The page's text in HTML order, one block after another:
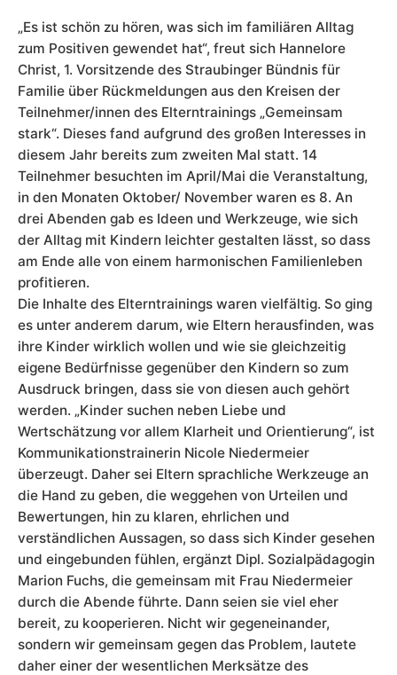
„Es ist schön zu hören, was sich im familiären Alltag
zum Positiven gewendet hat“, freut sich Hannelore
Christ, 1. Vorsitzende des Straubinger Bündnis für
Familie über Rückmeldungen aus den Kreisen der
Teilnehmer/innen des Elterntrainings „Gemeinsam
stark“. Dieses fand aufgrund des großen Interesses in
diesem Jahr bereits zum zweiten Mal statt. 14
Teilnehmer besuchten im April/Mai die Veranstaltung,
in den Monaten Oktober/ November waren es 8. An
drei Abenden gab es Ideen und Werkzeuge, wie sich
der Alltag mit Kindern leichter gestalten lässt, so dass
am Ende alle von einem harmonischen Familienleben
profitieren.
Die Inhalte des Elterntrainings waren vielfältig. So ging
es unter anderem darum, wie Eltern herausfinden, was
ihre Kinder wirklich wollen und wie sie gleichzeitig
eigene Bedürfnisse gegenüber den Kindern so zum
Ausdruck bringen, dass sie von diesen auch gehört
werden. „Kinder suchen neben Liebe und
Wertschätzung vor allem Klarheit und Orientierung“, ist
Kommunikationstrainerin Nicole Niedermeier
überzeugt. Daher sei Eltern sprachliche Werkzeuge an
die Hand zu geben, die weggehen von Urteilen und
Bewertungen, hin zu klaren, ehrlichen und
verständlichen Aussagen, so dass sich Kinder gesehen
und eingebunden fühlen, ergänzt Dipl. Sozialpädagogin
Marion Fuchs, die gemeinsam mit Frau Niedermeier
durch die Abende führte. Dann seien sie viel eher
bereit, zu kooperieren. Nicht wir gegeneinander,
sondern wir gemeinsam gegen das Problem, lautete
daher einer der wesentlichen Merksätze des